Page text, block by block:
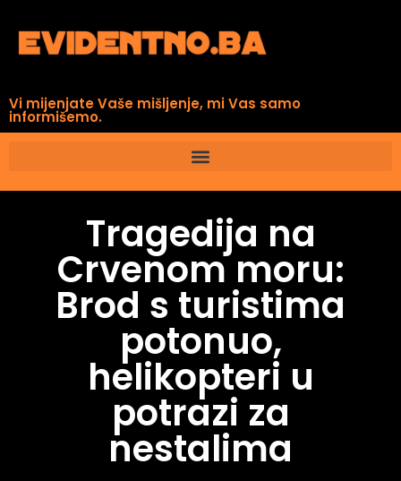
Vi mijenjate Vaše mišljenje, mi Vas samo
informišemo.
Tragedija na
Crvenom moru:
Brod s turistima
potonuo,
helikopteri u
potrazi za
nestalima